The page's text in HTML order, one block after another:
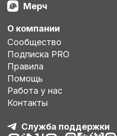
Мерч
О компании
Сообщество
Подписка PRO
Правила
Помощь
Работа у нас
Контакты
Служба поддержки